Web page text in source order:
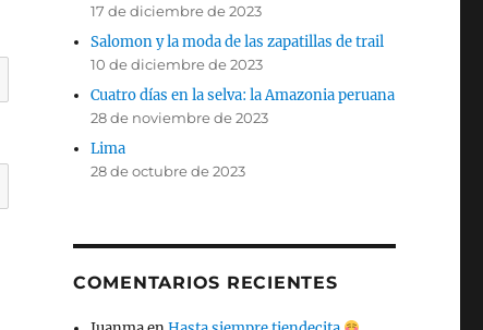
17 de diciembre de 2023
Salomon y la moda de las zapatillas de trail
10 de diciembre de 2023
Cuatro días en la selva: la Amazonia peruana
28 de noviembre de 2023
Lima
28 de octubre de 2023
COMENTARIOS RECIENTES